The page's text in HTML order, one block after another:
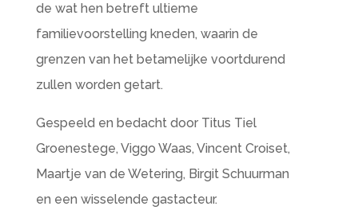
de wat hen betreft ultieme
familievoorstelling kneden, waarin de
grenzen van het betamelijke voortdurend
zullen worden getart.
Gespeeld en bedacht door Titus Tiel
Groenestege, Viggo Waas, Vincent Croiset,
Maartje van de Wetering, Birgit Schuurman
en een wisselende gastacteur.